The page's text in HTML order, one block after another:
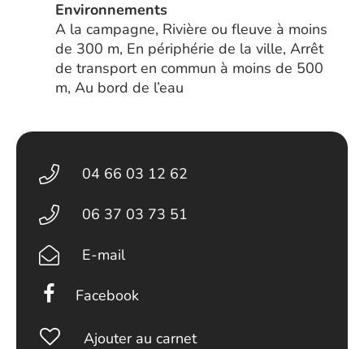
Environnements
A la campagne, Rivière ou fleuve à moins
de 300 m, En périphérie de la ville, Arrêt
de transport en commun à moins de 500
m, Au bord de l’eau
04 66 03 12 62
06 37 03 73 51
E-mail
Facebook
Ajouter au carnet